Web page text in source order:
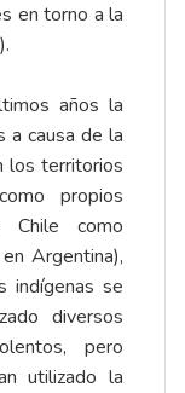
en torno a la
años la
a causa de la
los territorios
propios
Chile como
Argentina),
indígenas se
diversos
pero
utilizado la